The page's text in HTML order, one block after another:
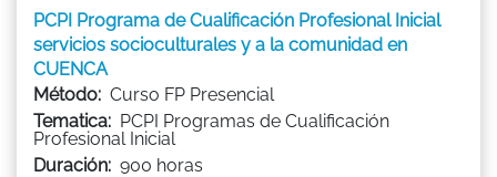
PCPI Programa de Cualificación Profesional Inicial
servicios socioculturales y a la comunidad en
CUENCA
Método: Curso FP Presencial
Tematica: PCPI Programas de Cualificación
Profesional Inicial
Duración: 900 horas